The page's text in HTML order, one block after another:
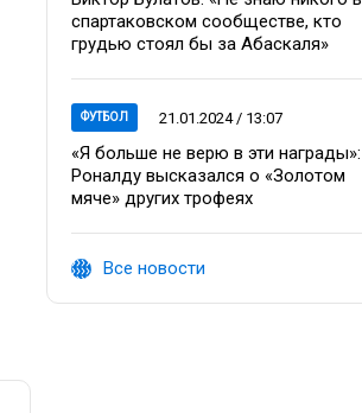
спартаковском сообществе, кто
грудью стоял бы за Абаскаля»
ФУТБОЛ 21.01.2024 / 13:07
«Я больше не верю в эти награды»:
Роналду высказался о «Золотом
мяче» других трофеях
Все новости